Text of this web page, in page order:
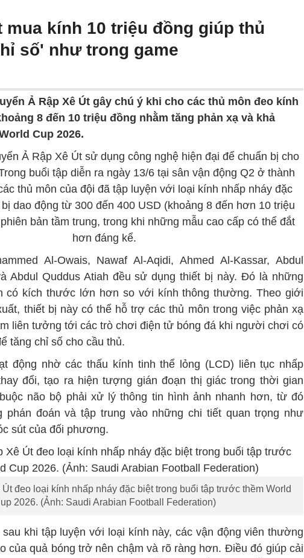
mua kính 10 triệu đồng giúp thủ
số' như trong game
Ả Rập Xê Út gây chú ý khi cho các thủ môn đeo kính
8 đến 10 triệu đồng nhằm tăng phản xạ và khả
Cup 2026.
Ả Rập Xê Út sử dụng công nghệ hiện đại để chuẩn bị cho
buổi tập diễn ra ngày 13/6 tại sân vận động Q2 ở thành
thủ môn của đội đã tập luyện với loại kính nhấp nháy đặc
dao động từ 300 đến 400 USD (khoảng 8 đến hơn 10 triệu
bản tầm trung, trong khi những mẫu cao cấp có thể đắt
hơn đáng kể.
Al-Owais, Nawaf Al-Aqidi, Ahmed Al-Kassar, Abdul
Abdul Quddus Atiah đều sử dụng thiết bị này. Đó là những
có kích thước lớn hơn so với kính thông thường. Theo giới
thiết bị này có thể hỗ trợ các thủ môn trong việc phản xạ
liên tưởng tới các trò chơi điện tử bóng đá khi người chơi có
tăng chỉ số cho cầu thủ.
động nhờ các thấu kính tinh thể lỏng (LCD) liên tục nhấp
đổi, tạo ra hiện tượng gián đoạn thị giác trong thời gian
não bộ phải xử lý thông tin hình ảnh nhanh hơn, từ đó
phán đoán và tập trung vào những chi tiết quan trọng như
sút của đối phương.
đeo loại kính nhấp nháy đặc biệt trong buổi tập trước thềm World
2026. (Ảnh: Saudi Arabian Football Federation)
khi tập luyện với loại kính này, các vận động viên thường
của quả bóng trở nên chậm và rõ ràng hơn. Điều đó giúp cải